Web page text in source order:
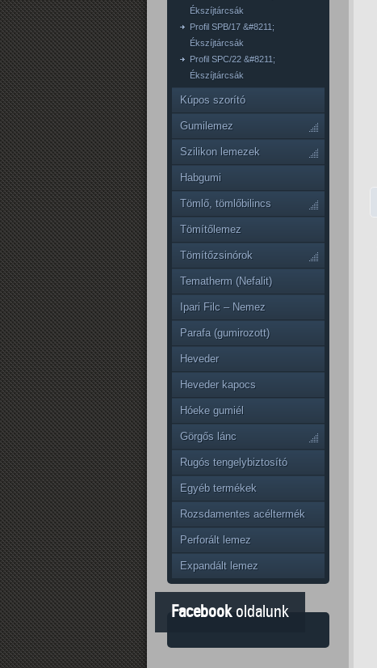
Ékszíjtárcsák
Profil SPB/17 &#8211;
Ékszíjtárcsák
Profil SPC/22 &#8211;
Ékszíjtárcsák
Kúpos szorító
Gumilemez
Szilikon lemezek
Habgumi
Tömlő, tömlőbilincs
Tömítőlemez
Tömítőzsinórok
Tematherm (Nefalit)
Ipari Filc – Nemez
Parafa (gumirozott)
Heveder
Heveder kapocs
Hóeke gumiél
Görgős lánc
Rugós tengelybiztosító
Egyéb termékek
Rozsdamentes acéltermék
Perforált lemez
Expandált lemez
Facebookoldalunk